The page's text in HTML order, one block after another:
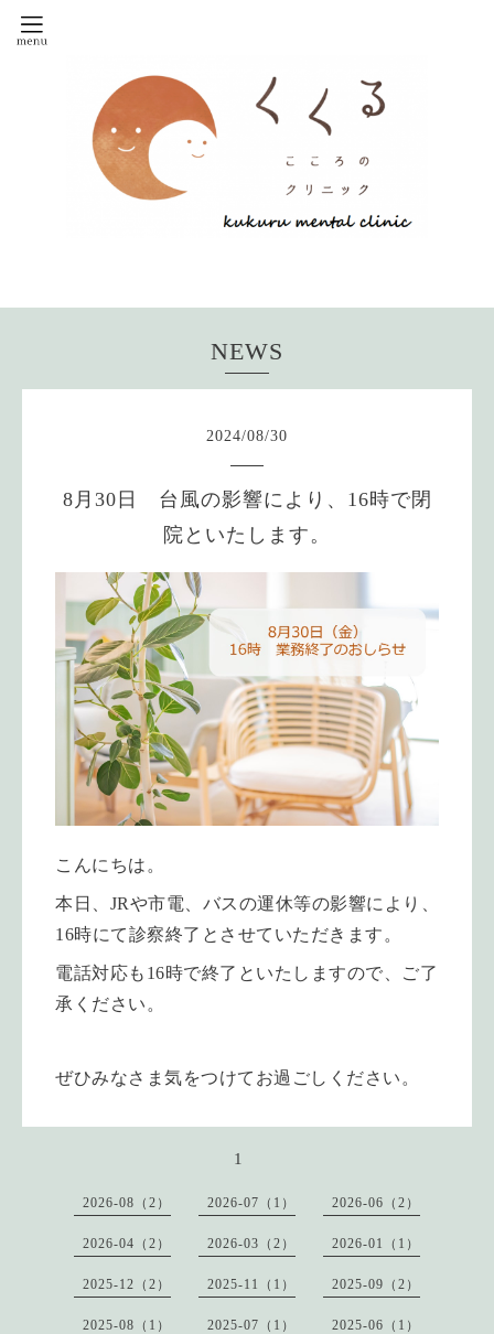
NEWS
2024/08/30
8月30日 台風の影響により、16時で閉
院といたします。
こんにちは。
本日、JRや市電、バスの運休等の影響により、
16時にて診察終了とさせていただきます。
電話対応も16時で終了といたしますので、ご了
承ください。
ぜひみなさま気をつけてお過ごしください。
1
2026-08（2） 2026-07（1） 2026-06（2）
2026-04（2） 2026-03（2） 2026-01（1）
2025-12（2） 2025-11（1） 2025-09（2）
2025-08（1） 2025-07（1） 2025-06（1）